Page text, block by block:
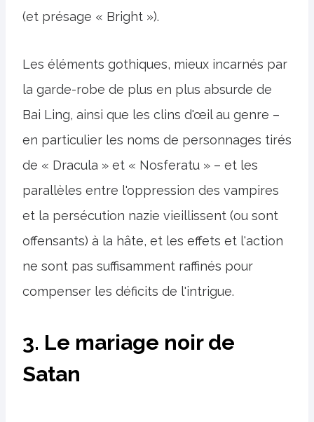
(et présage « Bright »).
Les éléments gothiques, mieux incarnés par
la garde-robe de plus en plus absurde de
Bai Ling, ainsi que les clins d'œil au genre –
en particulier les noms de personnages tirés
de « Dracula » et « Nosferatu » – et les
parallèles entre l'oppression des vampires
et la persécution nazie vieillissent (ou sont
offensants) à la hâte, et les effets et l'action
ne sont pas suffisamment raffinés pour
compenser les déficits de l'intrigue.
3. Le mariage noir de
Satan